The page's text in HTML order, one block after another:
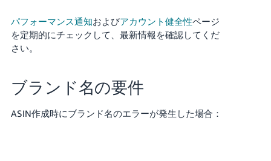
パフォーマンス通知およびアカウント健全性ページ
を定期的にチェックして、最新情報を確認してくだ
さい。
ブランド名の要件
ASIN作成時にブランド名のエラーが発生した場合：